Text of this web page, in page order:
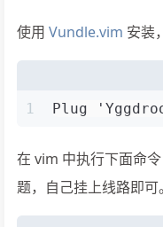
使用 Vundle.vim 安装
1 Plug
在 vim 中执行下面命
题，自己挂上线路即可。